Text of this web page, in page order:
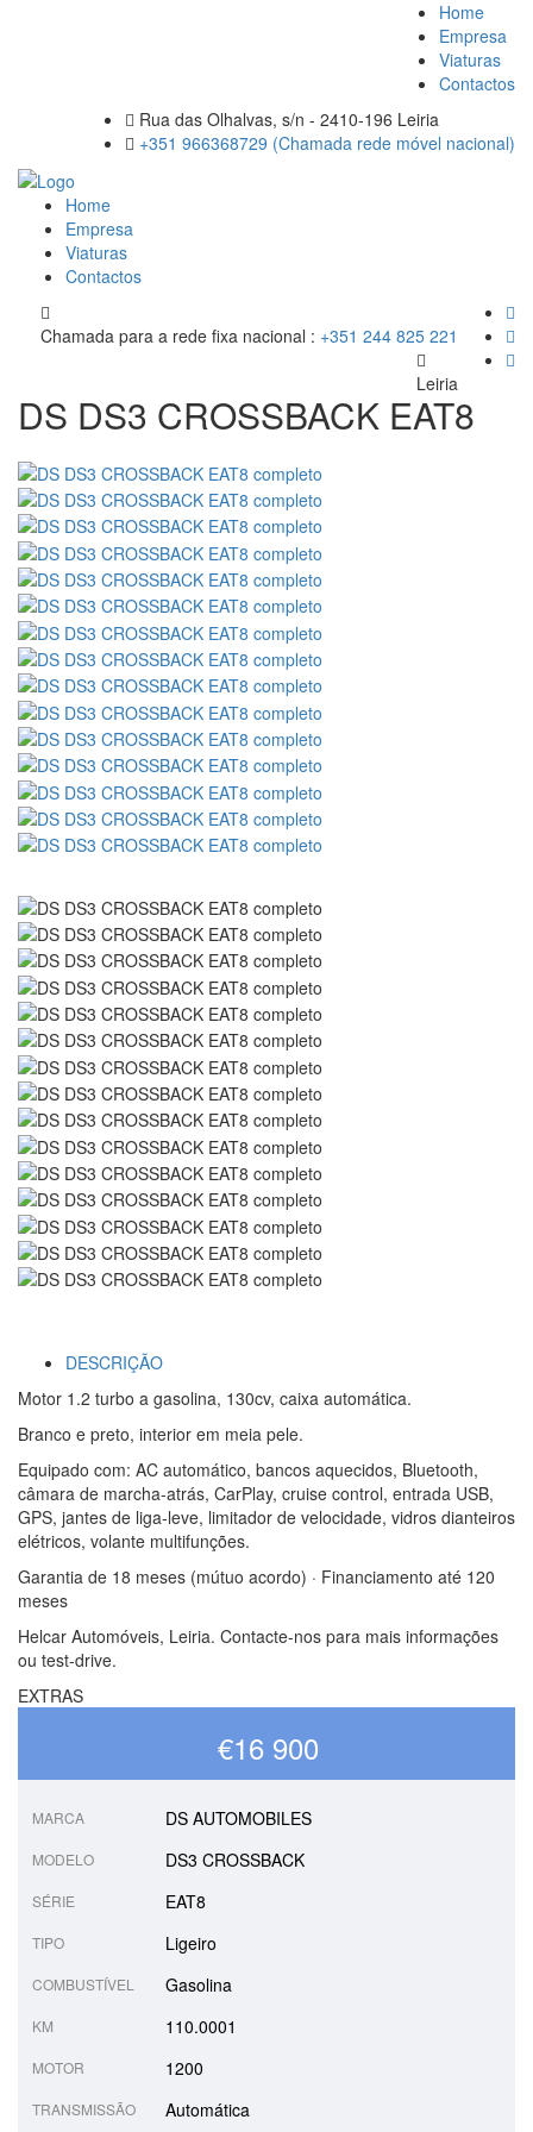
Home
Empresa
Viaturas
Contactos
Rua das Olhalvas, s/n - 2410-196 Leiria
+351 966368729 (Chamada rede móvel nacional)
Home
Empresa
Viaturas
Contactos
Chamada para a rede fixa nacional : +351 244 825 221
Leiria
DS DS3 CROSSBACK EAT8
DESCRIÇÃO
Motor 1.2 turbo a gasolina, 130cv, caixa automática.
Branco e preto, interior em meia pele.
Equipado com: AC automático, bancos aquecidos, Bluetooth,
câmara de marcha-atrás, CarPlay, cruise control, entrada USB,
GPS, jantes de liga-leve, limitador de velocidade, vidros dianteiros
elétricos, volante multifunções.
Garantia de 18 meses (mútuo acordo) · Financiamento até 120
meses
Helcar Automóveis, Leiria. Contacte-nos para mais informações
ou test-drive.
EXTRAS
€16 900
MARCA DS AUTOMOBILES
MODELO DS3 CROSSBACK
SÉRIE EAT8
TIPO Ligeiro
COMBUSTÍVEL Gasolina
KM 110.0001
MOTOR 1200
TRANSMISSÃO Automática